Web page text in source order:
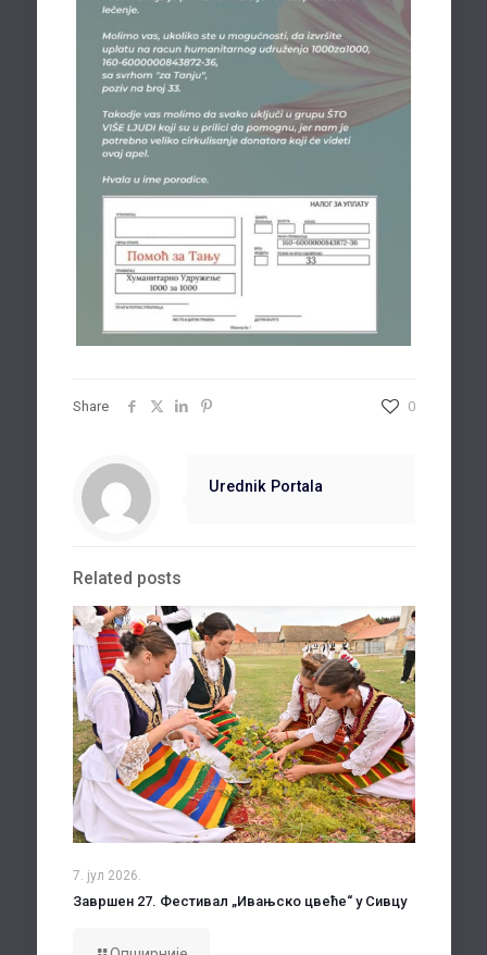
Share 0
Urednik Portala
Related posts
7. јул 2026.
Завршен 27. Фестивал „Ивањско цвеће“ у Сивцу